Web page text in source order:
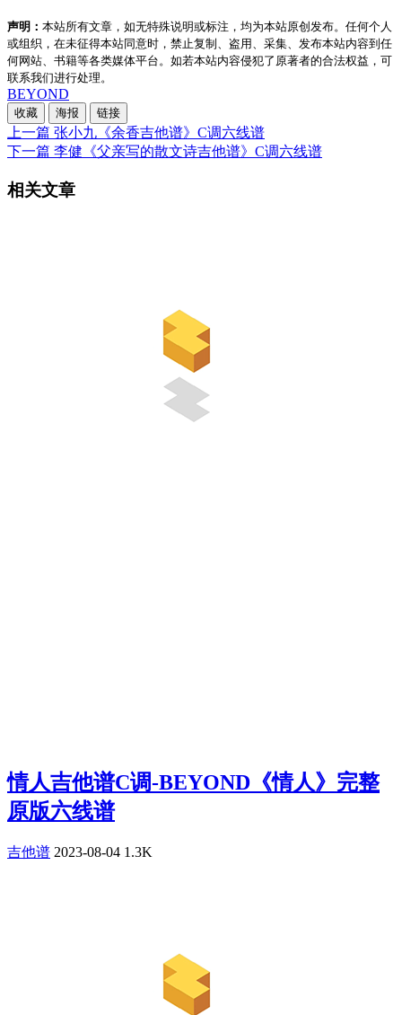
声明： 本站所有文章，如无特殊说明或标注，均为本站原创发布。任何个人
或组织，在未征得本站同意时，禁止复制、盗用、采集、发布本站内容到任
何网站、书籍等各类媒体平台。如若本站内容侵犯了原著者的合法权益，可
联系我们进行处理。
BEYOND
收藏 海报 链接
上一篇 张小九《余香吉他谱》C调六线谱
下一篇 李健《父亲写的散文诗吉他谱》C调六线谱
相关文章
情人吉他谱C调-BEYOND《情人》完整
原版六线谱
吉他谱 2023-08-04 1.3K